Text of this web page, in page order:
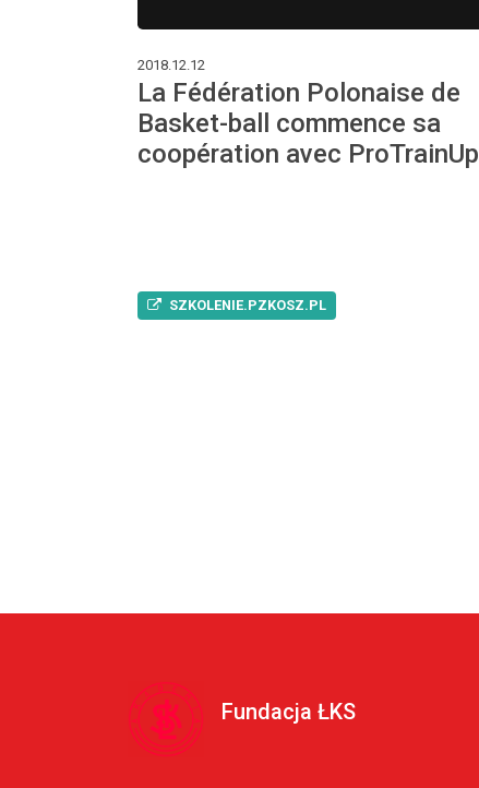
2018.12.12
La Fédération Polonaise de
Basket-ball commence sa
coopération avec ProTrainUp
SZKOLENIE.PZKOSZ.PL
Fundacja ŁKS